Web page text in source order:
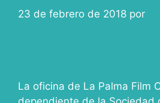
23 de febrero de 2018 por
La oficina de La Palma Film